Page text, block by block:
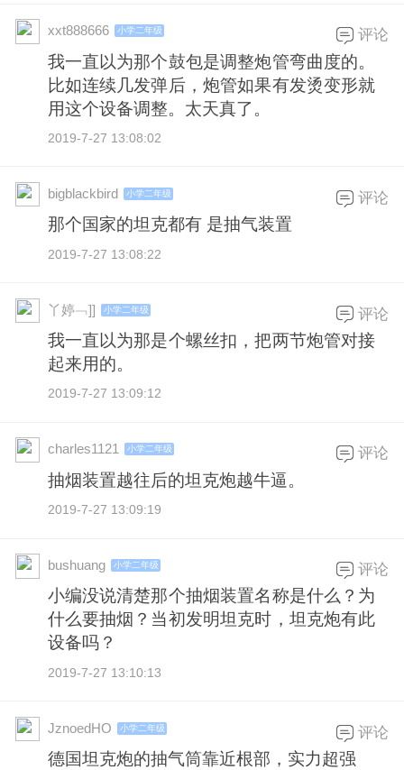
xxt888666 小学二年级
我一直以为那个鼓包是调整炮管弯曲度的。
比如连续几发弹后，炮管如果有发烫变形就
用这个设备调整。太天真了。
2019-7-27 13:08:02
评论
bigblackbird 小学二年级
那个国家的坦克都有 是抽气装置
2019-7-27 13:08:22
评论
丫婷﹁]] 小学二年级
我一直以为那是个螺丝扣，把两节炮管对接
起来用的。
2019-7-27 13:09:12
评论
charles1121 小学二年级
抽烟装置越往后的坦克炮越牛逼。
2019-7-27 13:09:19
评论
bushuang 小学二年级
小编没说清楚那个抽烟装置名称是什么？为
什么要抽烟？当初发明坦克时，坦克炮有此
设备吗？
2019-7-27 13:10:13
评论
JznoedHO 小学二年级
德国坦克炮的抽气筒靠近根部，实力超强
评论